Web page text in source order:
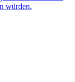
würden.